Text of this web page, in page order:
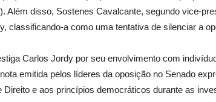
Além disso, Sostenes Cavalcante, segundo vice-
classificando-a como uma tentativa de silenciar a
Carlos Jordy por seu envolvimento com
emitida pelos líderes da oposição no Senado
Direito e aos princípios democráticos durante as